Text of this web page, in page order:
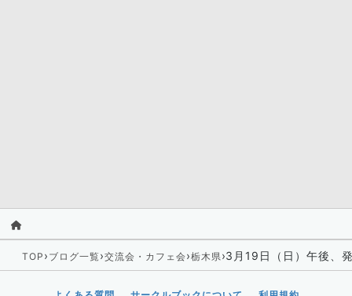
TOP › ブログ一覧›交流会・カフェ会›栃木県›3月19日（日）午後、